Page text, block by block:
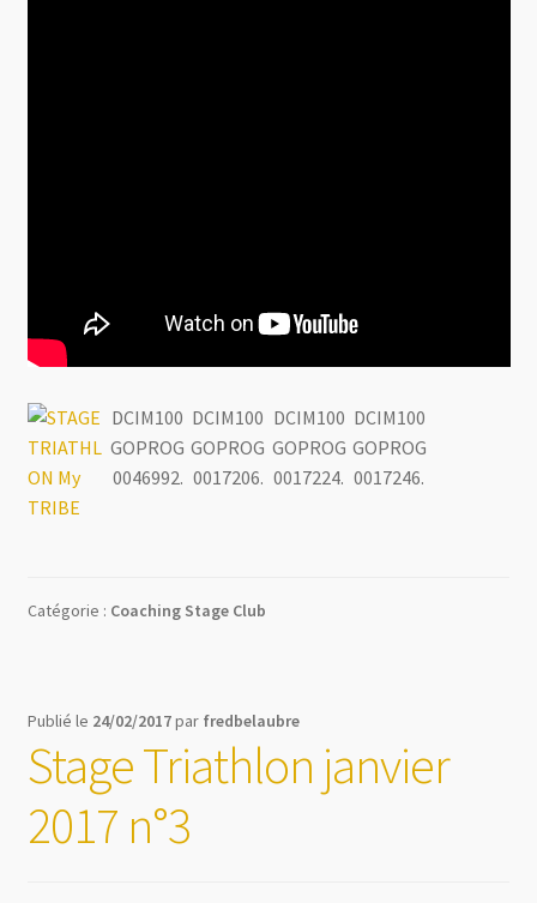
DCIM100
GOPROG
0046992.
DCIM100
GOPROG
0017206.
DCIM100
GOPROG
0017224.
DCIM100
GOPROG
0017246.
Catégorie : Coaching Stage Club
Publié le 24/02/2017par fredbelaubre
Stage Triathlon janvier
2017 n°3